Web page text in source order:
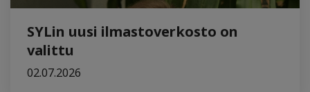
SYLin uusi ilmastoverkosto on
valittu
02.07.2026